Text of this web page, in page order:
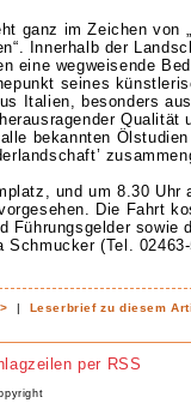
ganz im Zeichen von
Innerhalb der
eine wegweisende
seines
Italien, besonders
Qualität
bekannten
und um 8.30 Uhr
Die Fahrt
Führungsgelder sowie
Schmucker (Tel.
| Leserbrief zu diesem
per RSS